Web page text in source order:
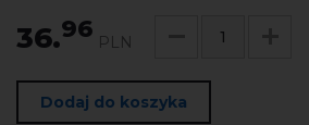
36.96 PLN
Dodaj do koszyka